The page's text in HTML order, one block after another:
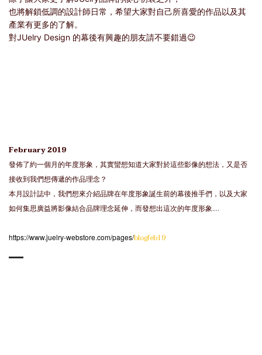
也將解鎖低調的設計師日常，希望大家對自己所喜愛的作品以及其
產業有更多的了解。
對JUelry Design 的幕後有興趣的朋友請不要錯過😉
February 2019
發佈了約一個月的年度形象，其實蠻想知道大家對於這些影像的想法，又是否
接收到我們想傳遞的作品理念？
本月設計誌中，我們想來介紹品牌在年度形象誕生前的幕後推手們，以及大家
如何集思廣益將影像結合品牌理念延伸，而發想出這次的年度形象....
https://www.juelry-webstore.com/pages/blogfeb19